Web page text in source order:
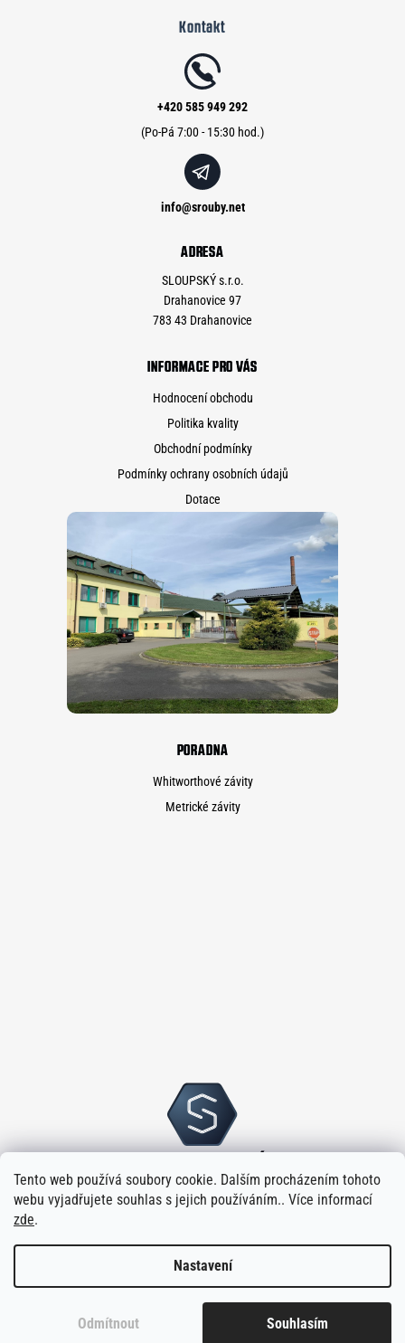
Tento web používá soubory cookie. Dalším procházením tohoto
webu vyjadřujete souhlas s jejich používáním.. Více informací
zde.
Nastavení
Odmítnout Souhlasím
Kontakt
info@srouby.net
+420 585 949 292
ADRESA
SLOUPSKÝ s.r.o.
Drahanovice 97
783 43 Drahanovice
INFORMACE PRO VÁS
Hodnocení obchodu
Politika kvality
Obchodní podmínky
Podmínky ochrany osobních údajů
Dotace
PORADNA
Whitworthové závity
Metrické závity
Copyright 2026Sloupský s.r.o. . Všechna práva vyhrazena.